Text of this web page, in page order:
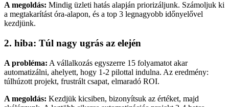
A megoldás: Mindig üzleti hatás alapján priorizáljunk. Számoljuk ki
a megtakarítást óra-alapon, és a top 3 legnagyobb időnyelővel
kezdjünk.
2. hiba: Túl nagy ugrás az elején
A probléma: A vállalkozás egyszerre 15 folyamatot akar
automatizálni, ahelyett, hogy 1-2 pilottal indulna. Az eredmény:
túlhúzott projekt, frustrált csapat, elmaradó ROI.
A megoldás: Kezdjük kicsiben, bizonyítsuk az értéket, majd